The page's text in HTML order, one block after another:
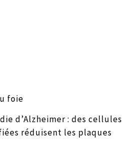
foie
d’Alzheimer : des cellules
réduisent les plaques